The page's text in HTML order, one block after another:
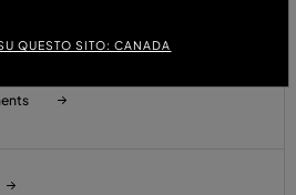
QUESTO SITO: CANADA